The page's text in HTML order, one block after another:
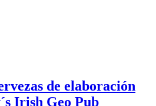
de elaboración
Irish Geo Pub